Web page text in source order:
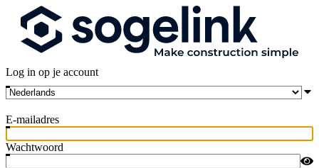
Log in op je account
E-mailadres
Wachtwoord